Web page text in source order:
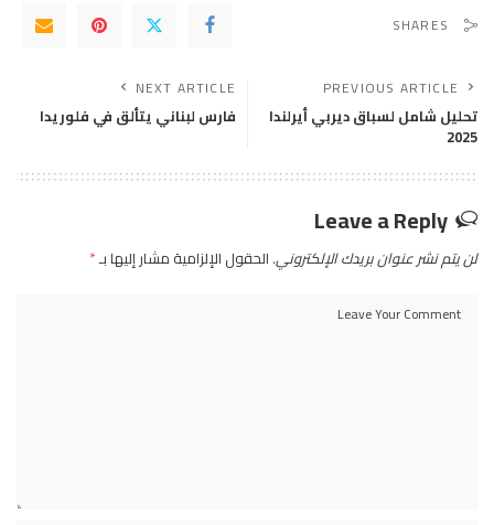
SHARES
PREVIOUS ARTICLE
تحليل شامل لسباق ديربي أيرلندا
2025
NEXT ARTICLE
فارس لبناني يتألق في فلوريدا
Leave a Reply
لن يتم نشر عنوان بريدك الإلكتروني. الحقول الإلزامية مشار إليها بـ*